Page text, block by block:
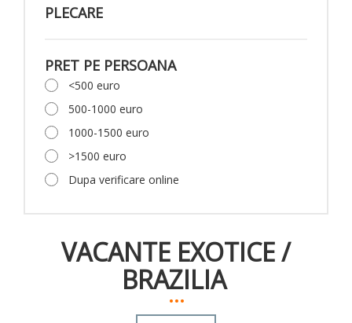
PLECARE
PRET PE PERSOANA
<500 euro
500-1000 euro
1000-1500 euro
>1500 euro
Dupa verificare online
VACANTE EXOTICE/
BRAZILIA
...